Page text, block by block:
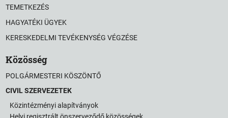
TEMETKEZÉS
HAGYATÉKI ÜGYEK
KERESKEDELMI TEVÉKENYSÉG VÉGZÉSE
Közösség
POLGÁRMESTERI KÖSZÖNTŐ
CIVIL SZERVEZETEK
Közintézményi alapítványok